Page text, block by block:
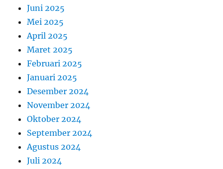
Juni 2025
Mei 2025
April 2025
Maret 2025
Februari 2025
Januari 2025
Desember 2024
November 2024
Oktober 2024
September 2024
Agustus 2024
Juli 2024